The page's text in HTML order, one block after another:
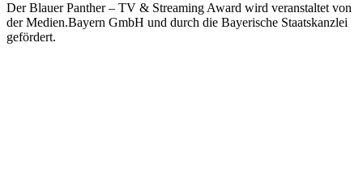
Der Blauer Panther – TV & Streaming Award wird veranstaltet von
der Medien.Bayern GmbH und durch die Bayerische Staatskanzlei
gefördert.